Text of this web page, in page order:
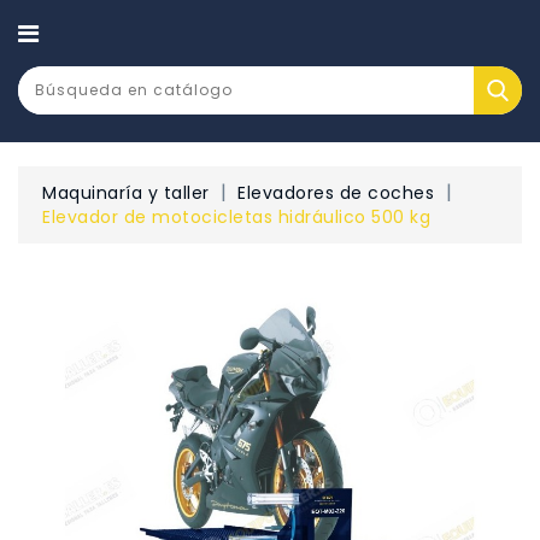
CATEGORÍA
Maquinaría y taller
Elevadores de coches
Elevador de motocicletas hidráulico 500 kg